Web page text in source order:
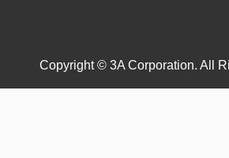
Copyright © 3A Corporation. All